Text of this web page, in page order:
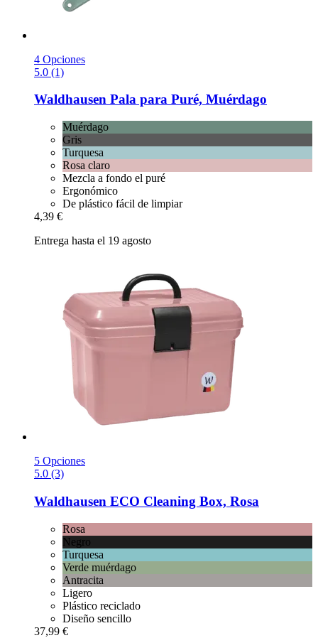
4 Opciones
5.0 (1)
Waldhausen Pala para Puré, Muérdago
Muérdago
Gris
Turquesa
Rosa claro
Mezcla a fondo el puré
Ergonómico
De plástico fácil de limpiar
4,39 €
Entrega hasta el 19 agosto
5 Opciones
5.0 (3)
Waldhausen ECO Cleaning Box, Rosa
Rosa
Negro
Turquesa
Verde muérdago
Antracita
Ligero
Plástico reciclado
Diseño sencillo
37,99 €